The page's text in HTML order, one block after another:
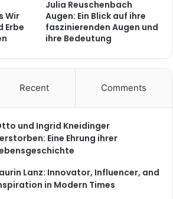
Wir
Erbe
Julia Reuschenbach
Augen: Ein Blick auf ihre
faszinierenden Augen und
ihre Bedeutung
Recent Comments
und Ingrid Kneidinger
Eine Ehrung ihrer
Lanz: Innovator, Influencer, and
in Modern Times